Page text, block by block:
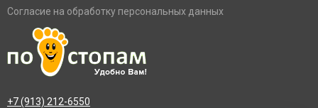
Согласие на обработку персональных данных
+7 (913) 212-6550